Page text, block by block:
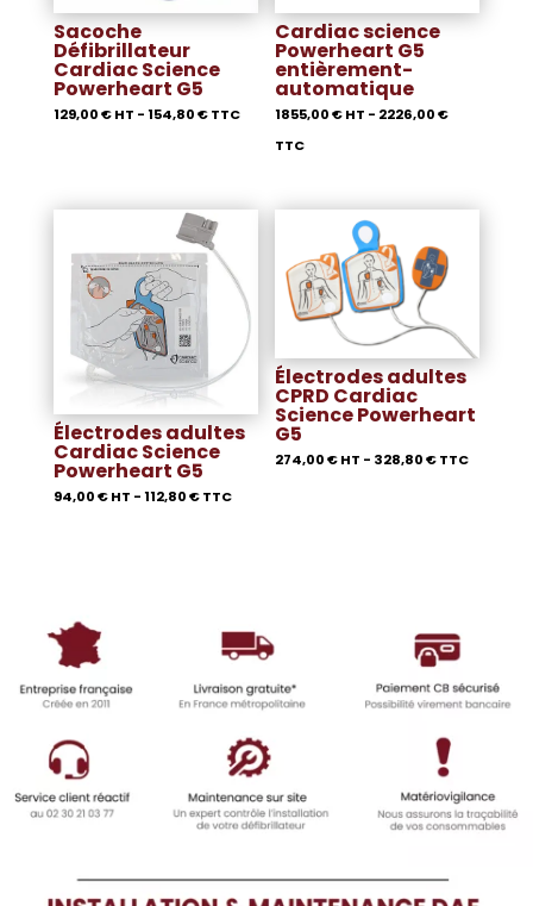
Sacoche
Défibrillateur
Cardiac Science
Powerheart G5
129,00€ HT -154,80€TTC
Cardiac science
Powerheart G5
entièrement-
automatique
1855,00€HT - 2226,00€
TTC
Électrodes adultes
Cardiac Science
Powerheart G5
94,00€ HT -112,80€TTC
Électrodes adultes
CPRD Cardiac
Science Powerheart
G5
274,00€HT - 328,80€TTC